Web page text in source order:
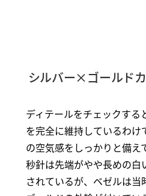
シルバー×ゴールド
ディテールをチェックする
を完全に維持しているわけ
の空気感をしっかりと備え
秒針は先端がやや長めの白
されているが、ベゼルは当